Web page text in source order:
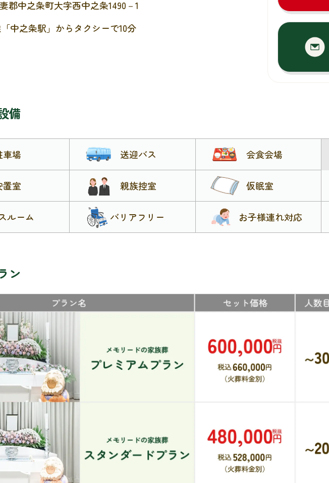
郡中之条町大字西中之条1490－1
中之条駅」からタクシーで10分
備
車場 送迎バス 会食会場
置室 親族控室 仮眠室
ルーム バリアフリー お子様連れ対応
ン